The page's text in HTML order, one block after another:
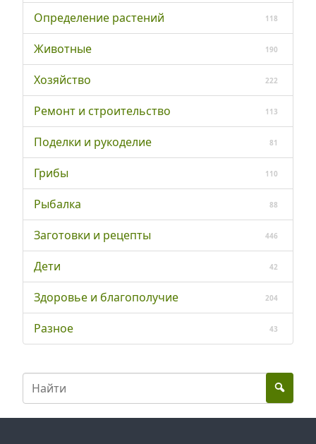
Определение растений 118
Животные 190
Хозяйство 222
Ремонт и строительство 113
Поделки и рукоделие 81
Грибы 110
Рыбалка 88
Заготовки и рецепты 446
Дети 42
Здоровье и благополучие 204
Разное 43